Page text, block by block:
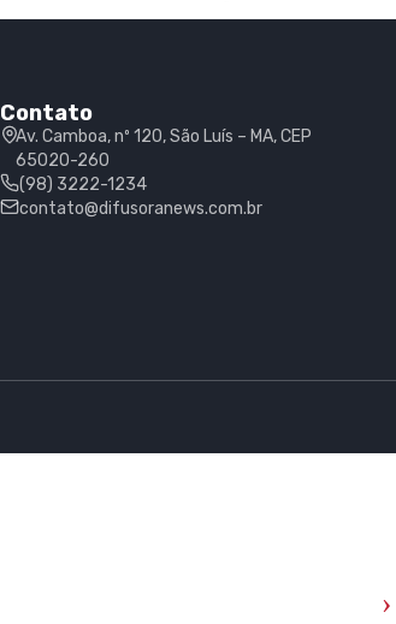
Contato
Av. Camboa, nº 120, São Luís – MA, CEP
65020-260
(98) 3222-1234
contato@difusoranews.com.br
›